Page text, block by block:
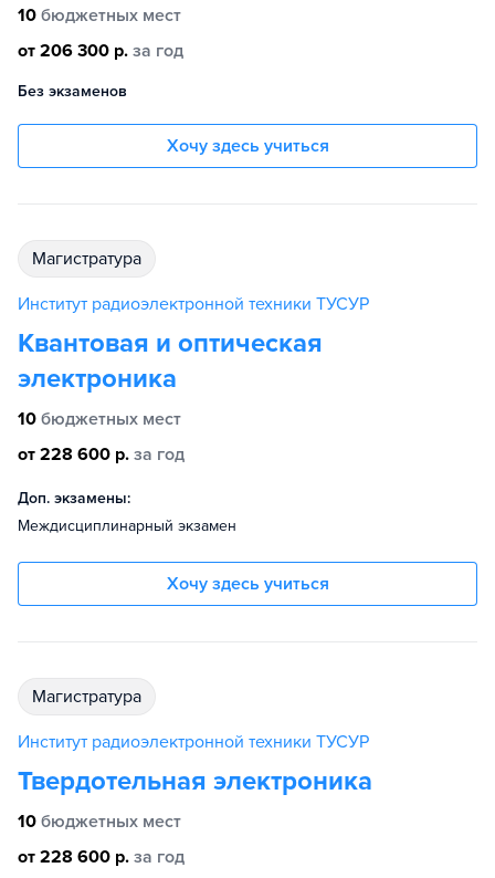
10 бюджетных мест
от 206 300 р. за год
Без экзаменов
Хочу здесь учиться
магистратура
Институт радиоэлектронной техники ТУСУР
Квантовая и оптическая
электроника
10 бюджетных мест
от 228 600 р. за год
Доп. экзамены:
Междисциплинарный экзамен
Хочу здесь учиться
магистратура
Институт радиоэлектронной техники ТУСУР
Твердотельная электроника
10 бюджетных мест
от 228 600 р. за год